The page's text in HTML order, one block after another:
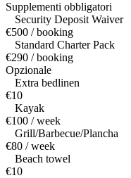
Supplementi obbligatori
Security Deposit Waiver
€500 / booking
Standard Charter Pack
€290 / booking
Opzionale
Extra bedlinen
€10
Kayak
€100 / week
Grill/Barbecue/Plancha
€80 / week
Beach towel
€10